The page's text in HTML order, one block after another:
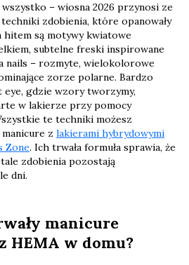
– wiosna 2026 przynosi ze
zdobienia, które opanowały
hitem są motywy kwiatowe
subtelne freski inspirowane
nails – rozmyte, wielokolorowe
zorze polarne. Bardzo
gdzie wzory tworzymy,
w lakierze przy pomocy
te techniki możesz
z lakierami hybrydowymi
Zone. Ich trwała formuła sprawia, że
zdobienia pozostają
dni.
manicure
HEMA w domu?